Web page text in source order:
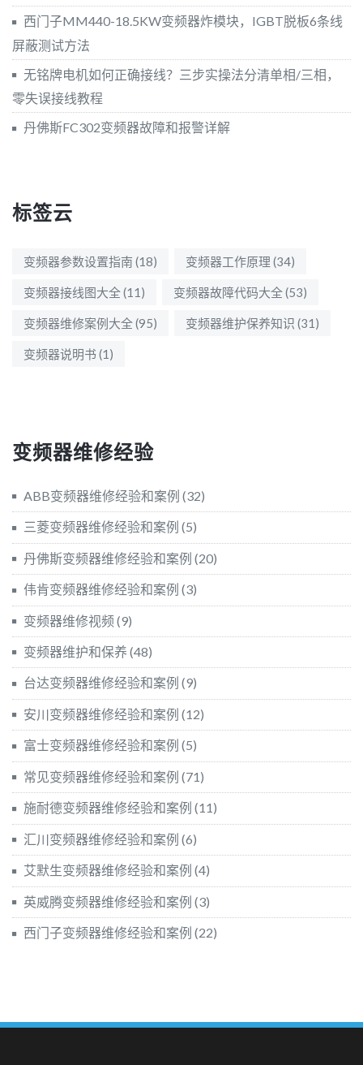
西门子MM440-18.5KW变频器炸模块，IGBT脱板6条线
屏蔽测试方法
无铭牌电机如何正确接线？三步实操法分清单相/三相，
零失误接线教程
丹佛斯FC302变频器故障和报警详解
标签云
变频器参数设置指南 (18) 变频器工作原理 (34)
变频器接线图大全(11) 变频器故障代码大全(53)
变频器维修案例大全(95) 变频器维护保养知识 (31)
变频器说明书 (1)
变频器维修经验
ABB变频器维修经验和案例 (32)
三菱变频器维修经验和案例 (5)
丹佛斯变频器维修经验和案例 (20)
伟肯变频器维修经验和案例 (3)
变频器维修视频(9)
变频器维护和保养 (48)
台达变频器维修经验和案例 (9)
安川变频器维修经验和案例 (12)
富士变频器维修经验和案例 (5)
常见变频器维修经验和案例 (71)
施耐德变频器维修经验和案例 (11)
汇川变频器维修经验和案例 (6)
艾默生变频器维修经验和案例 (4)
英威腾变频器维修经验和案例 (3)
西门子变频器维修经验和案例 (22)